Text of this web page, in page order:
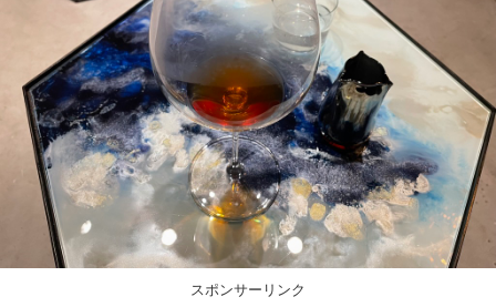
スポンサーリンク